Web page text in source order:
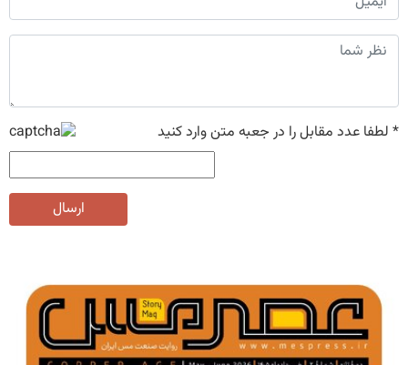
* لطفا عدد مقابل را در جعبه متن وارد کنید
ارسال